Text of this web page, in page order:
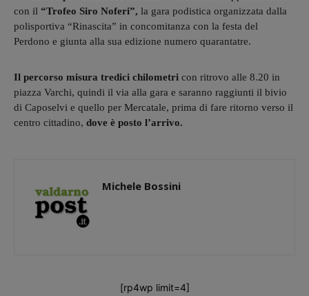
con il “Trofeo Siro Noferi”, la gara podistica organizzata dalla
polisportiva “Rinascita” in concomitanza con la festa del
Perdono e giunta alla sua edizione numero quarantatre.
Il percorso misura tredici chilometri con ritrovo alle 8.20 in
piazza Varchi, quindi il via alla gara e saranno raggiunti il bivio
di Caposelvi e quello per Mercatale, prima di fare ritorno verso il
centro cittadino, dove è posto l’arrivo.
Michele Bossini
[rp4wp limit=4]